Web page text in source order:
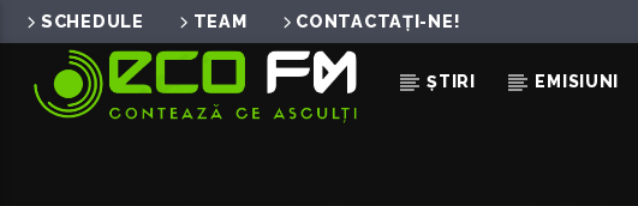
SCHEDULE TEAM CONTACTAȚI-NE!
ȘTIRI EMISIUNI